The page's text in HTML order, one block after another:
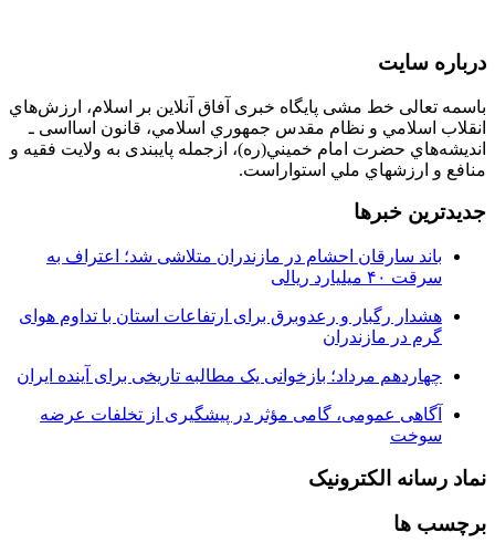
درباره سایت
باسمه تعالی خط مشی پایگاه خبری آفاق آنلاین بر اسلام، ارزش‌هاي
انقلاب اسلامي و نظام مقدس جمهوري اسلامي، قانون اسااسی ـ
انديشه‌هاي حضرت امام خميني(ره)، ازجمله پایبندی به ولايت فقيه و
منافع و ارزشهاي ملي استواراست.
جدیدترین خبرها
باند سارقان احشام در مازندران متلاشی شد؛ اعتراف به
سرقت ۴۰ میلیارد ریالی
هشدار رگبار و رعدوبرق برای ارتفاعات استان با تداوم هوای
گرم در مازندران
چهاردهم مرداد؛ بازخوانی یک مطالبه تاریخی برای آینده ایران
آگاهی عمومی، گامی مؤثر در پیشگیری از تخلفات عرضه
سوخت
نماد رسانه الکترونیک
برچسب ها